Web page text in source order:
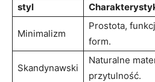
styl
Minimalizm
Prostota,
form.
Skandynawski
Naturalne
przytulność.